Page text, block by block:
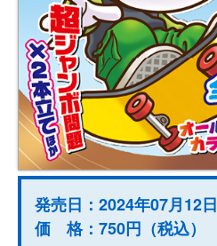
発売日：2024年07月12日
価 格：750円（税込）